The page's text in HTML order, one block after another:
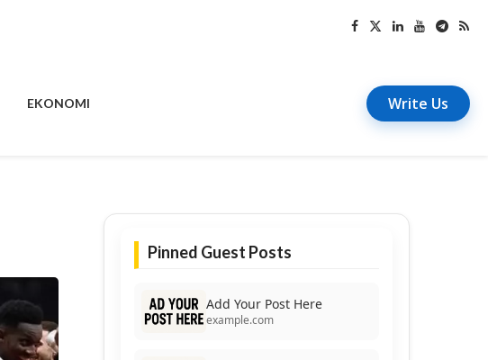
EKONOMI Write Us
Pinned Guest Posts
Add Your Post Here
example.com